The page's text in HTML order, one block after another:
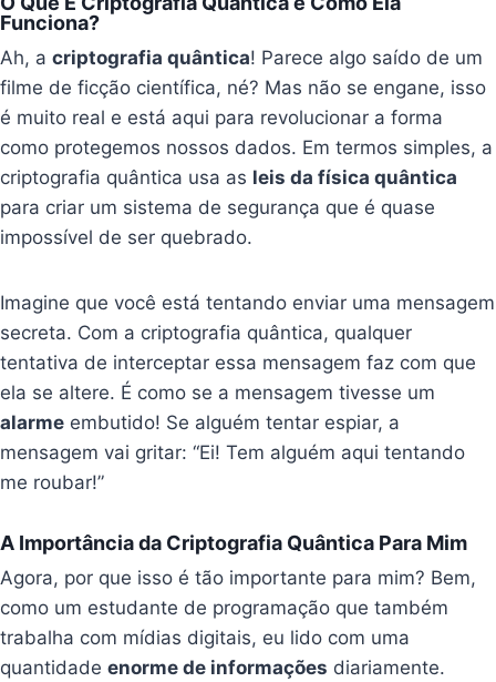
Funciona?
Ah, acriptografia quântica! Parece algo saído de um
filme de ficção científica, né? Mas não se engane, isso
é muito real e está aqui para revolucionar a forma
como protegemos nossos dados. Em termos simples, a
criptografia quântica usa as leis da física quântica
para criar um sistema de segurança que é quase
impossível de ser quebrado.
Imagine que você está tentando enviar uma mensagem
secreta. Com a criptografia quântica, qualquer
tentativa de interceptar essa mensagem faz com que
ela se altere. É como se a mensagem tivesse um
alarme embutido! Se alguém tentar espiar, a
mensagem vai gritar: “Ei! Tem alguém aqui tentando
me roubar!”
A Importância da Criptografia Quântica Para Mim
Agora, por que isso é tão importante para mim? Bem,
como um estudante de programação que também
trabalha com mídias digitais, eu lido com uma
quantidadeenorme de informações diariamente.